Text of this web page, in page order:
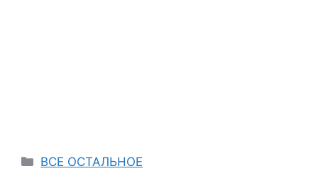
Categories
ВСЕ ОСТАЛЬНОЕ